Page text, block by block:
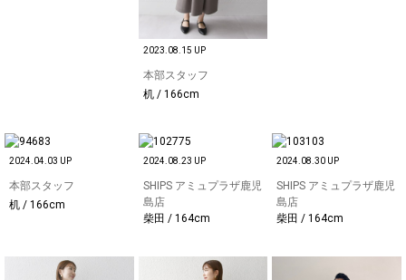
2023.08.15 UP
本部スタッフ
机 / 166cm
2024.04.03 UP
本部スタッフ
机 / 166cm
2024.08.23 UP
SHIPS アミュプラザ鹿児
島店
柴田 / 164cm
2024.08.30 UP
SHIPS アミュプラザ鹿児
島店
柴田 / 164cm